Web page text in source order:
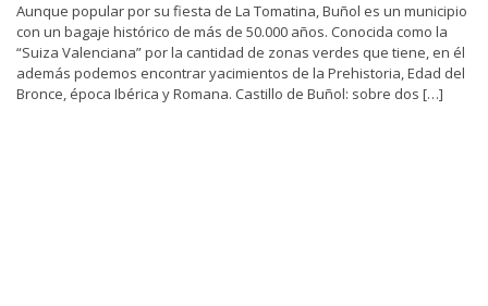
Aunque popular por su fiesta de La Tomatina, Buñol es un municipio
con un bagaje histórico de más de 50.000 años. Conocida como la
“Suiza Valenciana” por la cantidad de zonas verdes que tiene, en él
además podemos encontrar yacimientos de la Prehistoria, Edad del
Bronce, época Ibérica y Romana. Castillo de Buñol: sobre dos […]